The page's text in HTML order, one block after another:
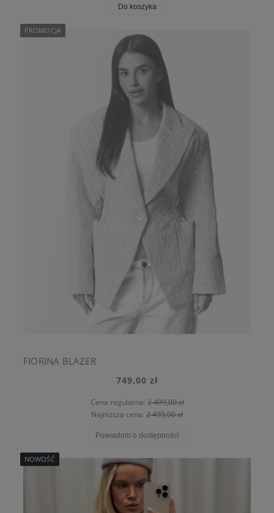
Do koszyka
FIORINA BLAZER
749,00 zł
Cena regularna:2 499,00 zł
Najniższa cena: 2 499,00 zł
Powiadom o dostępności
PROMOCJA
NOWOŚĆ